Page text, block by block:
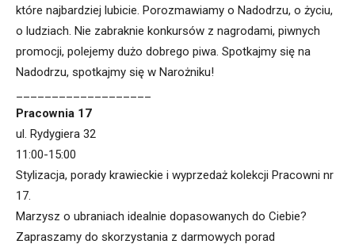
które najbardziej lubicie. Porozmawiamy o Nadodrzu, o życiu,
o ludziach. Nie zabraknie konkursów z nagrodami, piwnych
promocji, polejemy dużo dobrego piwa. Spotkajmy się na
Nadodrzu, spotkajmy się w Narożniku!
Pracownia 17
ul. Rydygiera 32
11:00-15:00
Stylizacja, porady krawieckie i wyprzedaż kolekcji Pracowni nr
17.
Marzysz o ubraniach idealnie dopasowanych do Ciebie?
Zapraszamy do skorzystania z darmowych porad